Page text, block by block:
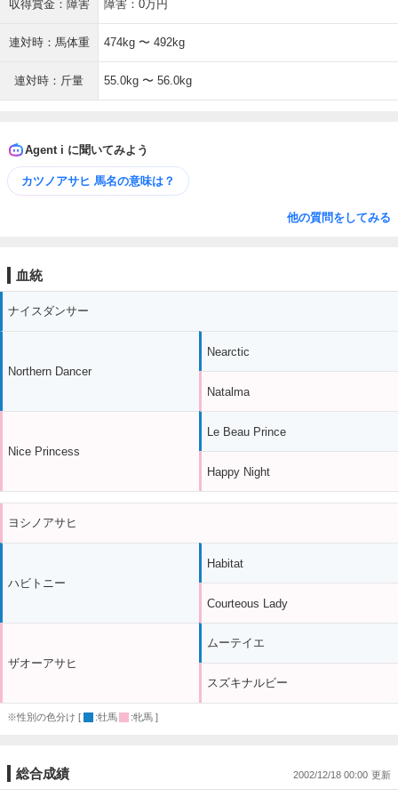
収得賞金：障害 障害：0万円
連対時：馬体重 474kg 〜 492kg
連対時：斤量 55.0kg 〜 56.0kg
Agent i に聞いてみよう
カツノアサヒ 馬名の意味は？
他の質問をしてみる
血統
ナイスダンサー
Northern Dancer
Nice Princess
Nearctic
Natalma
Le Beau Prince
Happy Night
ヨシノアサヒ
ハビトニー
ザオーアサヒ
Habitat
Courteous Lady
ムーテイエ
スズキナルビー
※性別の色分け [ :牡馬 :牝馬 ]
総合成績 2002/12/18 00:00